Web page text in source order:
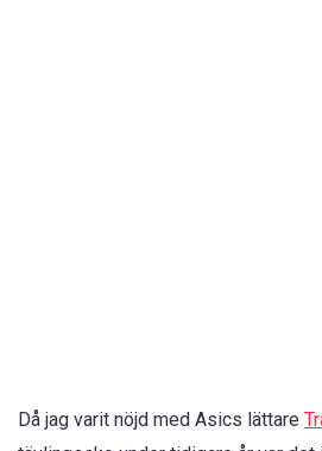
Då jag varit nöjd med Asics lättare